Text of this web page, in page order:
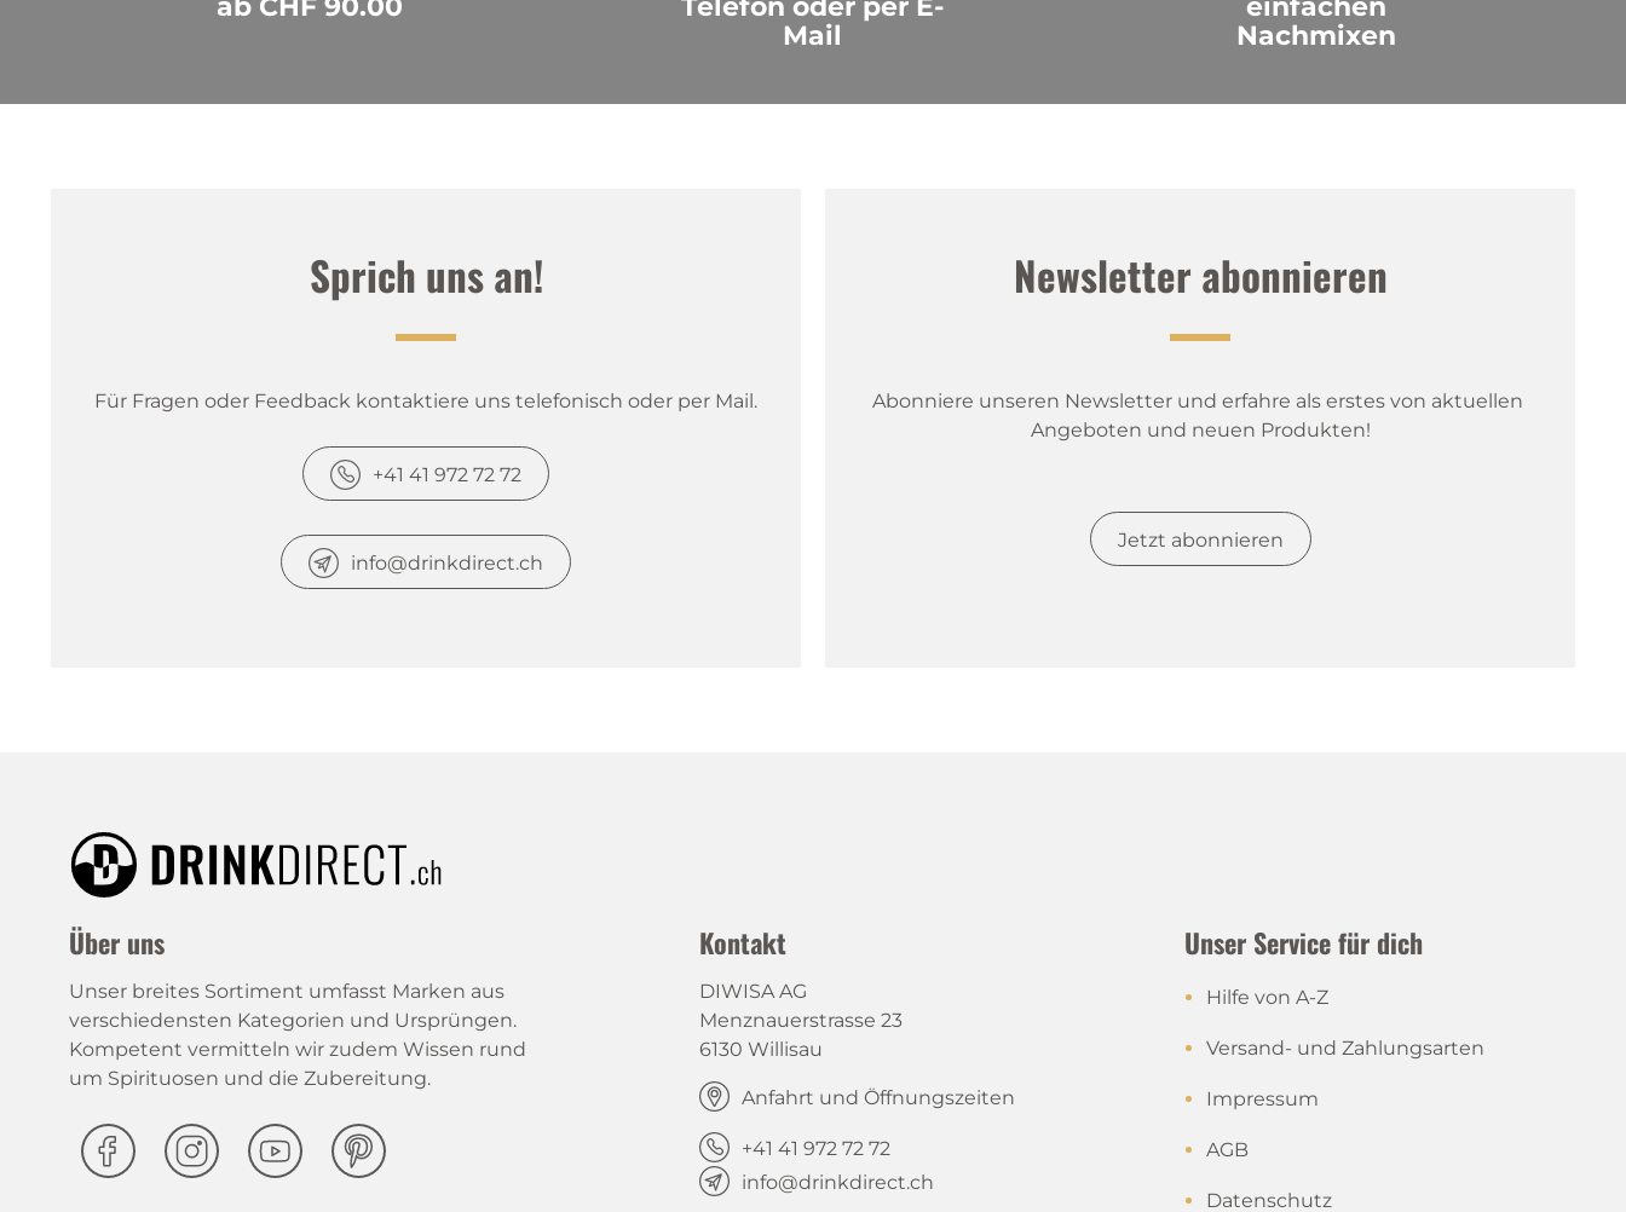
ab CHF 90.00
Telefon oder per E-
Mail
einfachen
Nachmixen
Sprich uns an!
Für Fragen oder Feedback kontaktiere uns telefonisch oder per Mail.
+41 41 972 72 72
info@drinkdirect.ch
Newsletter abonnieren
Abonniere unseren Newsletter und erfahre als erstes von aktuellen
Angeboten und neuen Produkten!
Jetzt abonnieren
Über uns
Unser breites Sortiment umfasst Marken aus
verschiedensten Kategorien und Ursprüngen.
Kompetent vermitteln wir zudem Wissen rund
um Spirituosen und die Zubereitung.
Kontakt
DIWISA AG
Menznauerstrasse 23
6130 Willisau
Anfahrt und Öffnungszeiten
+41 41 972 72 72
info@drinkdirect.ch
Unser Service für dich
Hilfe von A-Z
Versand- und Zahlungsarten
Impressum
AGB
Datenschutz